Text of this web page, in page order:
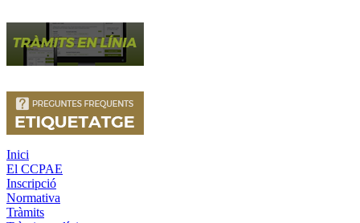
Inici
El CCPAE
Inscripció
Normativa
Tràmits